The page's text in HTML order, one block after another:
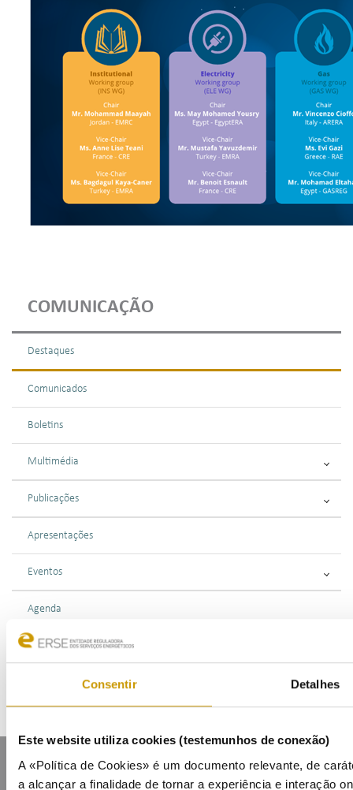
Consentir Detalhes
Este website utiliza cookies (testemunhos de conexão)
A «Política de Cookies» é um documento relevante, de
a alcançar a finalidade de tornar a experiência e interação
COMUNICAÇÃO
Destaques
Comunicados
Boletins
Multimédia
Publicações
Apresentações
Eventos
Agenda
Inscrição na Lista de Divulgação